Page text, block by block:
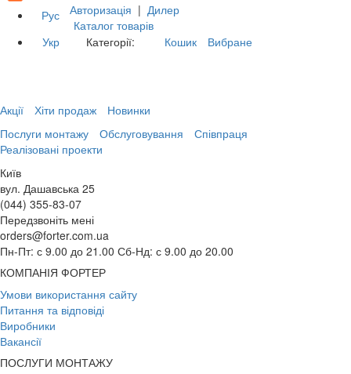
Рус
Укр
Авторизація | Дилер
Каталог товарів
Категорії:
Кошик Вибране
Акції Хіти продаж
Новинки
Послуги монтажу
Обслуговування
Співпраця
Реалізовані проекти
Київ
вул. Дашавська 25
(044) 355-83-07
Передзвоніть мені
orders@forter.com.ua
Пн-Пт: с 9.00 до 21.00 Сб-Нд: с 9.00 до 20.00
КОМПАНІЯ ФОРТЕР
Умови використання сайту
Питання та відповіді
Виробники
Вакансії
ПОСЛУГИ МОНТАЖУ